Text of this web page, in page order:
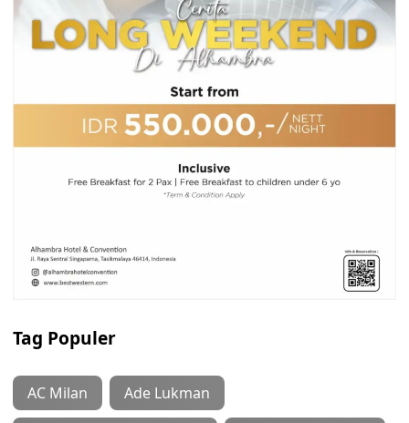
Tag Populer
AC Milan Ade Lukman